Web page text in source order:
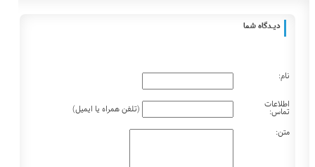
دیـــدگاه شما
نام:
اطلاعات
تماس:
(تلفن همراه یا ایمیل)
متن: